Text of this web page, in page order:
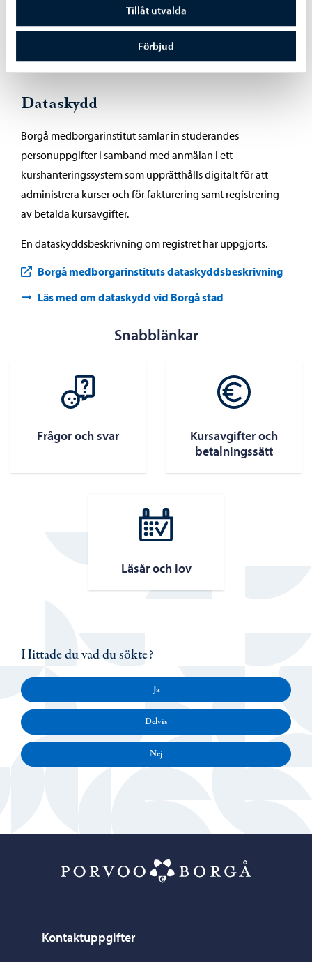
Tillåt utvalda
Förbjud
personuppgifter. Om du inte har ett socialskyddssignum,
anmäl dig per telefon till kansliet.
Dataskydd
Borgå medborgarinstitut samlar in studerandes
personuppgifter i samband med anmälan i ett
kurshanteringssystem som upprätthålls digitalt för att
administrera kurser och för fakturering samt registrering
av betalda kursavgifter.
En dataskyddsbeskrivning om registret har uppgjorts.
Borgå medborgarinstituts dataskyddsbeskrivning
Läs med om dataskydd vid Borgå stad
Snabblänkar
Frågor och svar
Kursavgifter och
betalningssätt
Läsår och lov
Hittade du vad du sökte?
Ja
Delvis
Nej
Kontaktuppgifter